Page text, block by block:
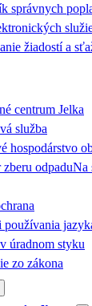
správnych
žiadostí a
centrum Jelka
služba
hospodárstvo
odpaduNa
používania
úradnom styku
zo zákona